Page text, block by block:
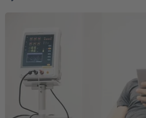
Weiter zu